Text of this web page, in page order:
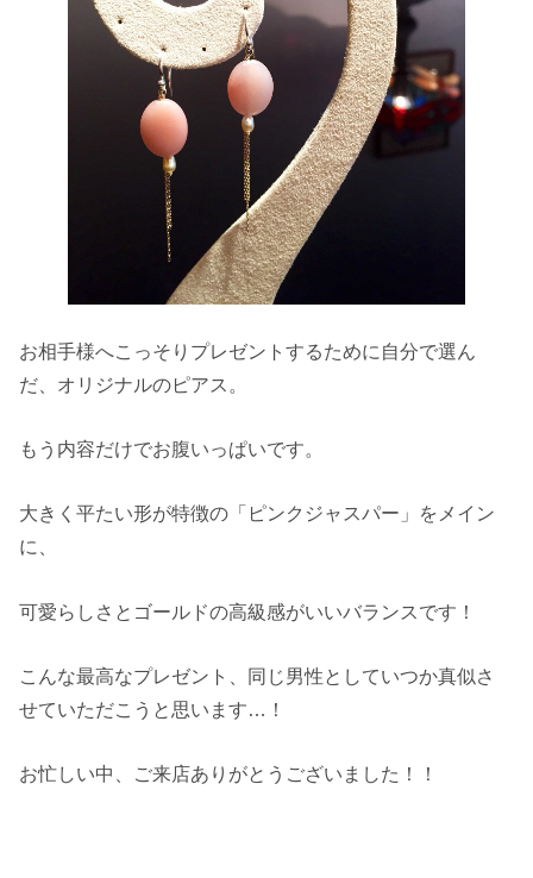
お相手様へこっそりプレゼントするために自分で選ん
だ、オリジナルのピアス。
もう内容だけでお腹いっぱいです。
大きく平たい形が特徴の「ピンクジャスパー」をメイン
に、
可愛らしさとゴールドの高級感がいいバランスです！
こんな最高なプレゼント、同じ男性としていつか真似さ
せていただこうと思います…！
お忙しい中、ご来店ありがとうございました！！